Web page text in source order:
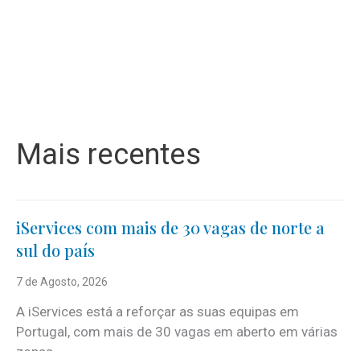
Mais recentes
iServices com mais de 30 vagas de norte a
sul do país
7 de Agosto, 2026
A iServices está a reforçar as suas equipas em
Portugal, com mais de 30 vagas em aberto em várias